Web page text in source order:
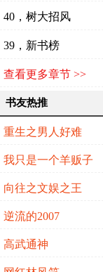
40，树大招风
39，新书榜
查看更多章节 >>
书友热推
重生之男人好难
我只是一个羊贩子
向往之文娱之王
逆流的2007
高武通神